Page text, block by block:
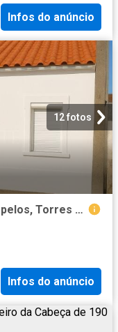
Infos do anúncio
12 fotos
Moradia T3 para renovar em Campelos, Torres Vedras
Infos do anúncio